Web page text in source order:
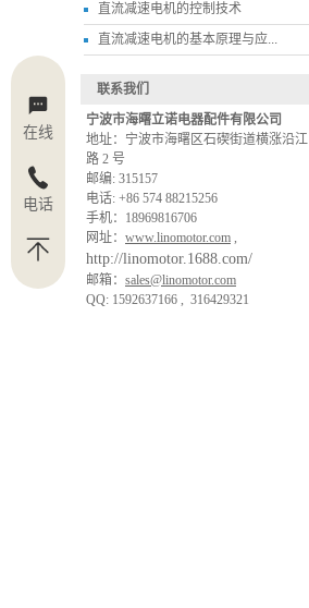
直流减速电机的控制技术
直流减速电机的基本原理与应...
联系我们
宁波市海曙立诺电器配件有限公司
地址：宁波市海曙区⽯碶街道横涨沿江
路 2 号
邮编: 315157
电话: +86 574 88215256
手机：18969816706
网址： www.linomotor.com ,
http://linomotor.1688.com/
邮箱： sales@linomotor.com
QQ: 1592637166 , 316429321
在线
电话